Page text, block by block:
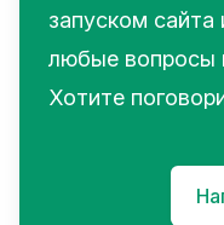
запуском сайта
любые вопросы
Хотите